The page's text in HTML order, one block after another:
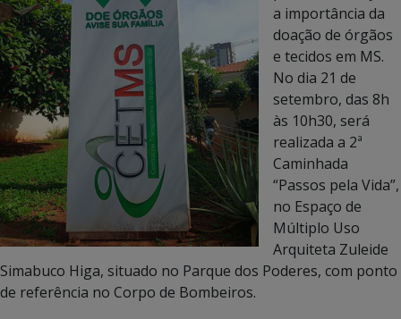
a importância da
doação de órgãos
e tecidos em MS.
No dia 21 de
setembro, das 8h
às 10h30, será
realizada a 2ª
Caminhada
“Passos pela Vida”,
no Espaço de
Múltiplo Uso
Arquiteta Zuleide
Simabuco Higa, situado no Parque dos Poderes, com ponto
de referência no Corpo de Bombeiros.